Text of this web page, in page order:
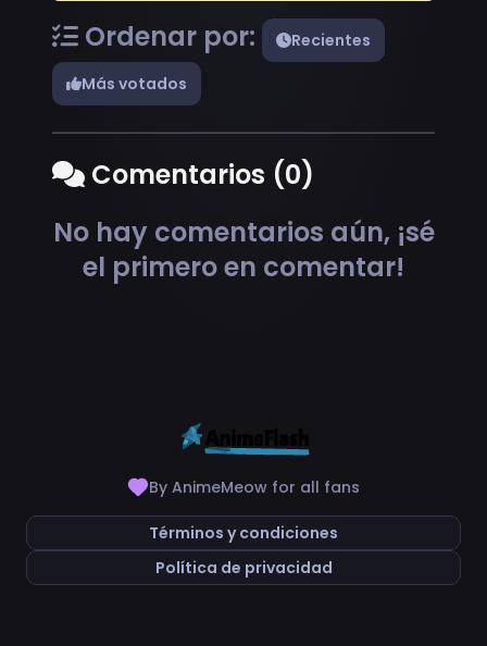
Ordenar por:
Recientes
Más votados
Comentarios (0)
No hay comentarios aún, ¡sé
el primero en comentar!
By AnimeMeow for all fans
Términos y condiciones
Política de privacidad